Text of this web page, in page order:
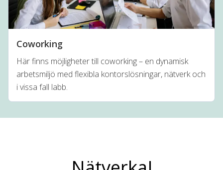
Coworking
Här finns möjligheter till coworking – en dynamisk
arbetsmiljö med flexibla kontorslösningar, nätverk och
i vissa fall labb.